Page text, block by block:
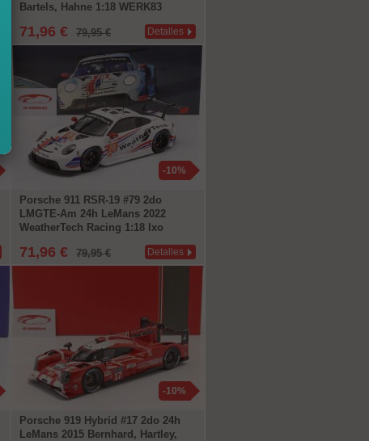
Bartels, Hahne 1:18 WERK83
71,96 € 79,95 € Detalles
-10%
Porsche 911 RSR-19 #79 2do
LMGTE-Am 24h LeMans 2022
WeatherTech Racing 1:18 Ixo
71,96 € 79,95 € Detalles
-10%
Porsche 919 Hybrid #17 2do 24h
LeMans 2015 Bernhard, Hartley,